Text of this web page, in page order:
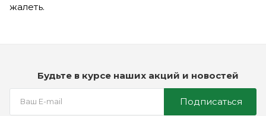
жалеть.
Будьте в курсе наших акций и новостей
Подписаться